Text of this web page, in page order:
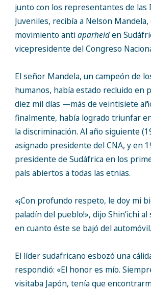
junto con los representantes de las
Juveniles, recibía a Nelson
movimiento antiaparheiden
vicepresidente del Congreso
El señor Mandela, un campeón de
humanos, había estado recluido en
diez mil días —más de veintisiete
finalmente, había logrado triunfar
la discriminación. Al año siguiente
asignado presidente del CNA, y en
presidente de Sudáfrica en los
país abiertos a todas las etnias.
«¡Con profundo respeto, le doy mi
paladín del pueblo!», dijo Shin’ichi
en cuanto éste se bajó del automóvil.
El líder sudafricano esbozó una
respondió: «El honor es mío.
visitaba Japón, tenía que